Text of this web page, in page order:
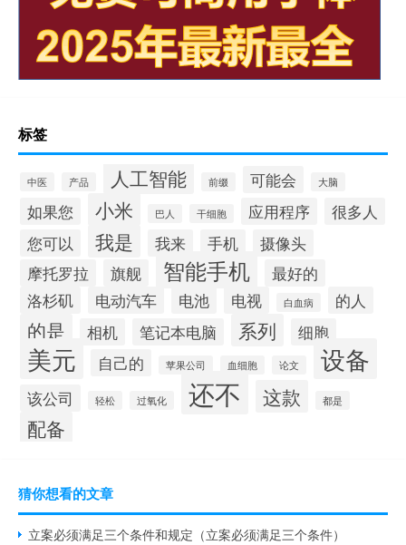
标签
中医 产品 人工智能 前缀 可能会 大脑
如果您 小米 巴人 干细胞 应用程序
很多人
您可以
我是 我来 手机
摄像头
摩托罗拉
旗舰 智能手机
最好的
洛杉矶
电动汽车 电池 电视 白血病 的人
的是 相机 笔记本电脑 系列 细胞
美元 自己的 苹果公司 血细胞 论文 设备
该公司 轻松 过氧化 还不 这款 都是
配备
猜你想看的文章
立案必须满足三个条件和规定（立案必须满足三个条件）